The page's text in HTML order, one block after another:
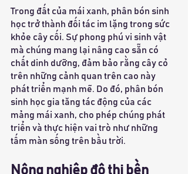
Trong đất của mái xanh, phân bón sinh
học trở thành đối tác im lặng trong sức
khỏe cây cối. Sự phong phú vi sinh vật
mà chúng mang lại nâng cao sẵn có
chất dinh dưỡng, đảm bảo rằng cây cỏ
trên những cảnh quan trên cao này
phát triển mạnh mẽ. Do đó, phân bón
sinh học gia tăng tác động của các
mảng mái xanh, cho phép chúng phát
triển và thực hiện vai trò như những
tấm màn sống trên bầu trời.
Nông nghiệp đô thị bền